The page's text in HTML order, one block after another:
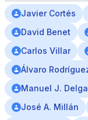
Javier Cortés
David Benet
Carlos Villar
Álvaro
Manuel J.
José A. Millán